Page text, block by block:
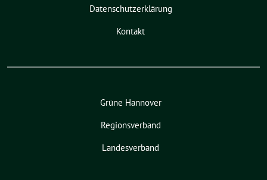
Datenschutzerklärung
Kontakt
Grüne Hannover
Regionsverband
Landesverband